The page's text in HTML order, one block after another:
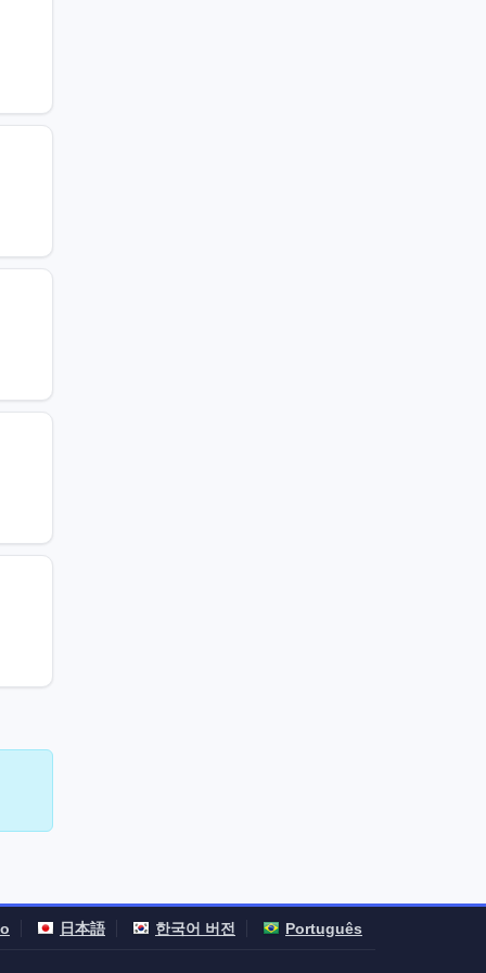
日本語 한국어 버전 Português